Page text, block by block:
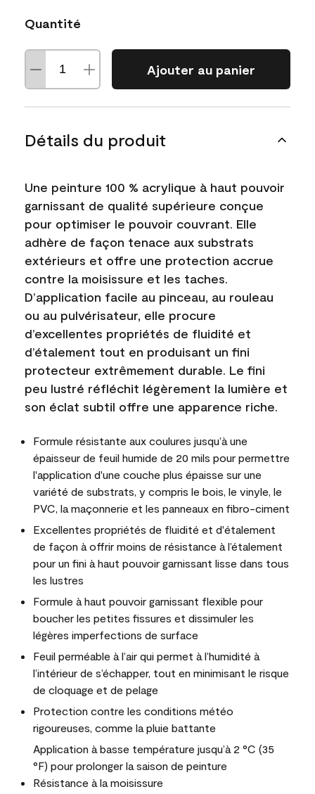
Quantité
Ajouter au panier
Détails du produit
Une peinture 100 % acrylique à haut pouvoir
garnissant de qualité supérieure conçue
pour optimiser le pouvoir couvrant. Elle
adhère de façon tenace aux substrats
extérieurs et offre une protection accrue
contre la moisissure et les taches.
D’application facile au pinceau, au rouleau
ou au pulvérisateur, elle procure
d’excellentes propriétés de fluidité et
d’étalement tout en produisant un fini
protecteur extrêmement durable. Le fini
peu lustré réfléchit légèrement la lumière et
son éclat subtil offre une apparence riche.
Formule résistante aux coulures jusqu’à une
épaisseur de feuil humide de 20 mils pour permettre
l'application d'une couche plus épaisse sur une
variété de substrats, y compris le bois, le vinyle, le
PVC, la maçonnerie et les panneaux en fibro-ciment
Excellentes propriétés de fluidité et d'étalement
de façon à offrir moins de résistance à l’étalement
pour un fini à haut pouvoir garnissant lisse dans tous
les lustres
Formule à haut pouvoir garnissant flexible pour
boucher les petites fissures et dissimuler les
légères imperfections de surface
Feuil perméable à l’air qui permet à l’humidité à
l’intérieur de s’échapper, tout en minimisant le risque
de cloquage et de pelage
Protection contre les conditions météo
rigoureuses, comme la pluie battante
Application à basse température jusqu’à 2 °C (35
°F) pour prolonger la saison de peinture
Résistance à la moisissure